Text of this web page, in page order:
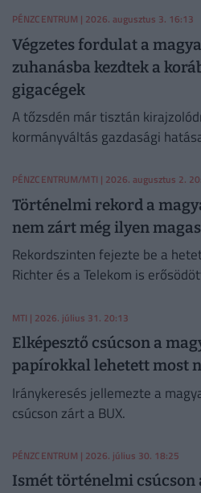
PÉNZCENTRUM | 2026. augusztus 3. 16:13
Végzetes fordulat a
zuhanásba kezdtek a
gigacégek
A tőzsdén már tisztán
kormányváltás gazdasági
PÉNZCENTRUM/MTI | 2026. augusztus 2.
Történelmi rekord a
nem zárt még ilyen
Rekordszinten fejezte be a
Richter és a Telekom is
MTI | 2026. július 31. 20:13
Elképesztő csúcson a
papírokkal lehetett most
Iránykeresés jellemezte a
csúcson zárt a BUX.
PÉNZCENTRUM | 2026. július 30. 18:25
Ismét történelmi csúcson